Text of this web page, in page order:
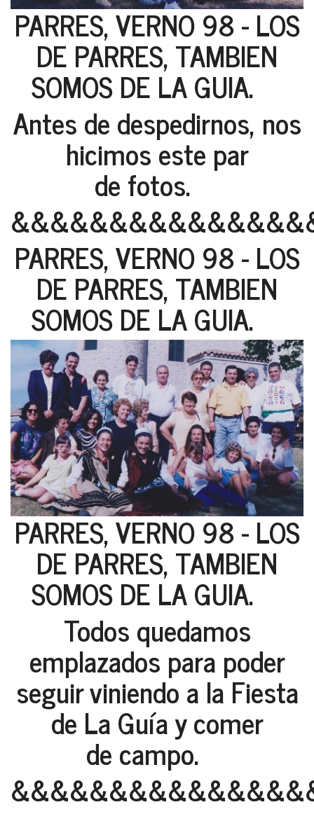
PARRES, VERNO 98 - LOS
DE PARRES, TAMBIEN
SOMOS DE LA GUIA.
Antes de despedirnos, nos
hicimos este par
de fotos.
PARRES, VERNO 98 - LOS
DE PARRES, TAMBIEN
SOMOS DE LA GUIA.
PARRES, VERNO 98 - LOS
DE PARRES, TAMBIEN
SOMOS DE LA GUIA.
Todos quedamos
emplazados para poder
seguir viniendo a la Fiesta
de La Guía y comer
de campo.